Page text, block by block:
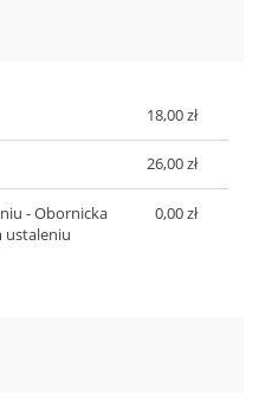
18,00 zł
26,00 zł
- Obornicka
ustaleniu
0,00 zł